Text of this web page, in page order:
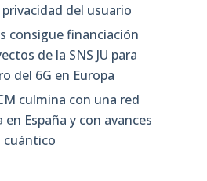
del usuario
consigue financiación
de la SNS JU para
del 6G en Europa
culmina con una red
España y con avances
cuántico